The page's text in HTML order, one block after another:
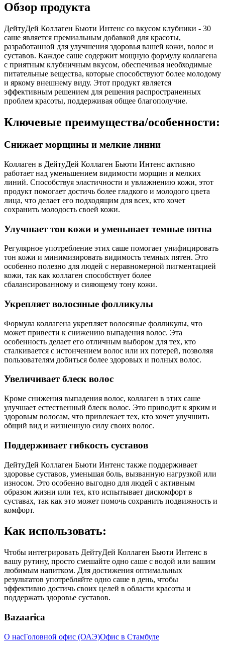
Обзор продукта
ДейтуДей Коллаген Бьюти Интенс со вкусом клубники - 30
саше является премиальным добавкой для красоты,
разработанной для улучшения здоровья вашей кожи, волос и
суставов. Каждое саше содержит мощную формулу коллагена
с приятным клубничным вкусом, обеспечивая необходимые
питательные вещества, которые способствуют более молодому
и яркому внешнему виду. Этот продукт является
эффективным решением для решения распространенных
проблем красоты, поддерживая общее благополучие.
Ключевые преимущества/особенности:
Снижает морщины и мелкие линии
Коллаген в ДейтуДей Коллаген Бьюти Интенс активно
работает над уменьшением видимости морщин и мелких
линий. Способствуя эластичности и увлажнению кожи, этот
продукт помогает достичь более гладкого и молодого цвета
лица, что делает его подходящим для всех, кто хочет
сохранить молодость своей кожи.
Улучшает тон кожи и уменьшает темные пятна
Регулярное употребление этих саше помогает унифицировать
тон кожи и минимизировать видимость темных пятен. Это
особенно полезно для людей с неравномерной пигментацией
кожи, так как коллаген способствует более
сбалансированному и сияющему тону кожи.
Укрепляет волосяные фолликулы
Формула коллагена укрепляет волосяные фолликулы, что
может привести к снижению выпадения волос. Эта
особенность делает его отличным выбором для тех, кто
сталкивается с истончением волос или их потерей, позволяя
пользователям добиться более здоровых и полных волос.
Увеличивает блеск волос
Кроме снижения выпадения волос, коллаген в этих саше
улучшает естественный блеск волос. Это приводит к ярким и
здоровым волосам, что привлекает тех, кто хочет улучшить
общий вид и жизненную силу своих волос.
Поддерживает гибкость суставов
ДейтуДей Коллаген Бьюти Интенс также поддерживает
здоровье суставов, уменьшая боль, вызванную нагрузкой или
износом. Это особенно выгодно для людей с активным
образом жизни или тех, кто испытывает дискомфорт в
суставах, так как это может помочь сохранить подвижность и
комфорт.
Как использовать:
Чтобы интегрировать ДейтуДей Коллаген Бьюти Интенс в
вашу рутину, просто смешайте одно саше с водой или вашим
любимым напитком. Для достижения оптимальных
результатов употребляйте одно саше в день, чтобы
эффективно достичь своих целей в области красоты и
поддержать здоровье суставов.
Bazaarica
О насГоловной офис (ОАЭ)Офис в Стамбуле